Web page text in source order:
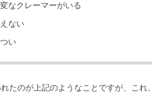
なクレーマーがいる
ない
い
たのが上記のようなことですが、これ、